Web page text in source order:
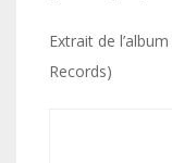
Extrait de l’album
Records)